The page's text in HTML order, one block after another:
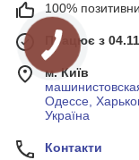
100%
Працює з
м. Київ
Одессе,
Україна
Контакти